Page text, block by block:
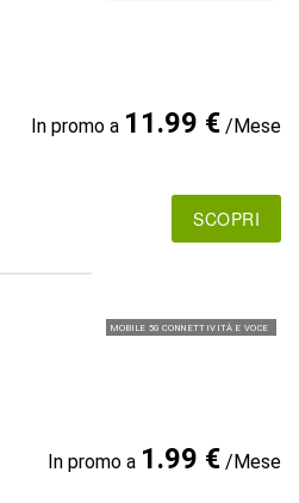
In promo a 11.99 €/Mese
SCOPRI
MOBILE 5G CONNETTIVITÀ E VOCE
In promo a 1.99 €/Mese